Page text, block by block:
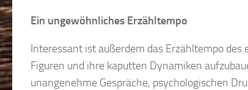
Ein ungewöhnliches Erzähltempo
Interessant ist außerdem das Erzähltempo
Figuren und ihre kaputten Dynamiken
unangenehme Gespräche, psychologischen